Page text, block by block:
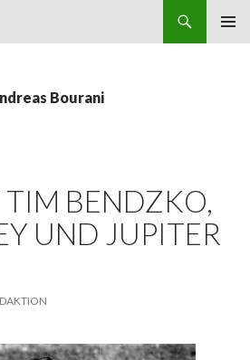
Bourani
TIM BENDZKO,
UND JUPITER